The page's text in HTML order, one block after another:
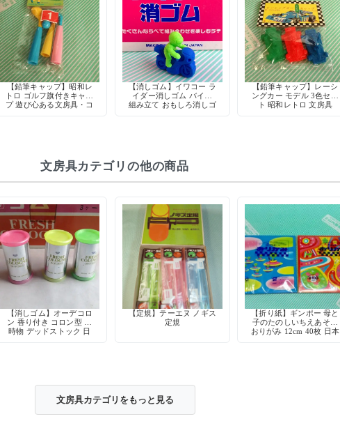
【鉛筆キャップ】昭和レ
トロ ゴルフ旗付きキャッ
プ 遊び心ある文房具・コ
【消しゴム】イワコー ラ
イダー消しゴム バイク
組み立て おもしろ消しゴ
【鉛筆キャップ】レーシ
ングカー モデル 3色セッ
ト 昭和レトロ 文房具
文房具カテゴリの他の商品
【消しゴム】オーデコロ
ン 香り付き コロン型 当
時物 デッドストック 日
【定規】テーエヌ ノギス
定規
【折り紙】ギンポー 母と
子のたのしいちえあそび
おりがみ 12cm 40枚 日本
文房具カテゴリをもっと見る